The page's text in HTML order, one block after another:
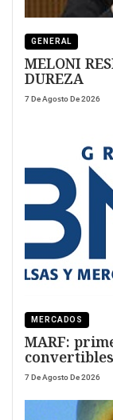
GENERAL
MELONI
DUREZA
7 De Agosto De 2026
MERCADOS
MARF:
convertibles
7 De Agosto De 2026